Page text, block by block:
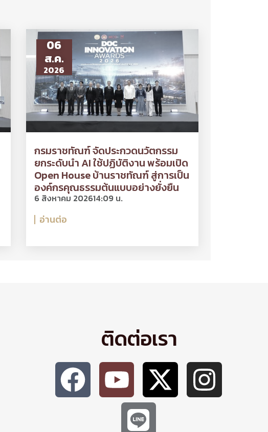
06
ส.ค.
2026
กรมราชทัณฑ์ จัดประกวดนวัตกรรม
ยกระดับนำ AI ใช้ปฏิบัติงาน พร้อมเปิด
Open House บ้านราชทัณฑ์ สู่การเป็น
องค์กรคุณธรรมต้นแบบอย่างยั่งยืน
6 สิงหาคม 202614:09 น.
อ่านต่อ
ติดต่อเรา